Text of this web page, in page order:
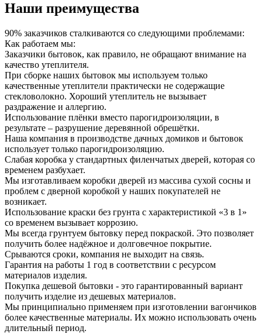
Наши преимущества
90% заказчиков сталкиваются со следующими проблемами:
Как работаем мы:
Заказчики бытовок, как правило, не обращают внимание на
качество утеплителя.
При сборке наших бытовок мы используем только
качественные утеплители практически не содержащие
стекловолокно. Хороший утеплитель не вызывает
раздражение и аллергию.
Использование плёнки вместо парогидроизоляции, в
результате – разрушение деревянной обрешётки.
Наша компания в производстве дачных домиков и бытовок
использует только парогидроизоляцию.
Слабая коробка у стандартных филенчатых дверей, которая со
временем разбухает.
Мы изготавливаем коробки дверей из массива сухой сосны и
проблем с дверной коробкой у наших покупателей не
возникает.
Использование краски без грунта с характеристикой «3 в 1»
со временем вызывает коррозию.
Мы всегда грунтуем бытовку перед покраской. Это позволяет
получить более надёжное и долговечное покрытие.
Срываются сроки, компания не выходит на связь.
Гарантия на работы 1 год в соответствии с ресурсом
материалов изделия.
Покупка дешевой бытовки - это гарантированный вариант
получить изделие из дешевых материалов.
Мы принципиально применяем при изготовлении вагончиков
более качественные материалы. Их можно использовать очень
длительный период.